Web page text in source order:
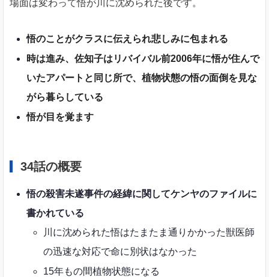
場面は変わって悟が川に沈められた後です。
悟のことがクラスに伝えられ悲しみに包まれる
時は進み、佐知子はリバイバル前2006年に悟が住んで
いたアパートと同じ所で、植物状態の悟の面倒を見な
がら暮らしている
悟が目を覚ます
34話の概要
悟の殺害未遂事件の経緯に関してケンヤのファイルに
書かれている
川に沈められた悟はたまたま通りかかった獣医師
の迅速な対応で命に別状はなかった
15年もの間植物状態になる